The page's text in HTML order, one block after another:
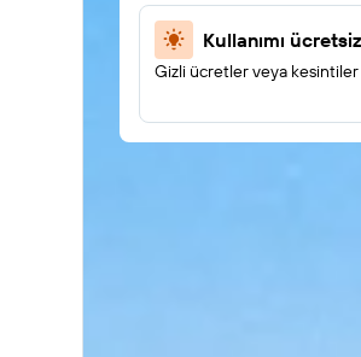
Kullanımı ücretsiz
Gizli ücretler veya